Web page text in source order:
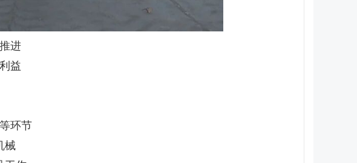
进
益
环节
械